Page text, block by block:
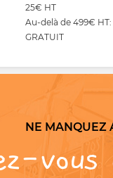
25€ HT
Au-delà de 499€ HT:
GRATUIT
NE MANQUEZ